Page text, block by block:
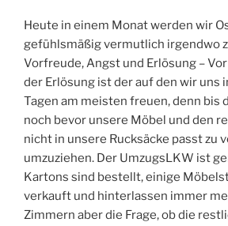
Heute in einem Monat werden wir
gefühlsmäßig vermutlich irgendwo
Vorfreude, Angst und Erlösung –
der Erlösung ist der auf den wir uns
Tagen am meisten freuen, denn bis
noch bevor unsere Möbel und den
nicht in unsere Rucksäcke passt zu
umzuziehen. Der UmzugsLKW ist
Kartons sind bestellt, einige
verkauft und hinterlassen immer
Zimmern aber die Frage, ob die